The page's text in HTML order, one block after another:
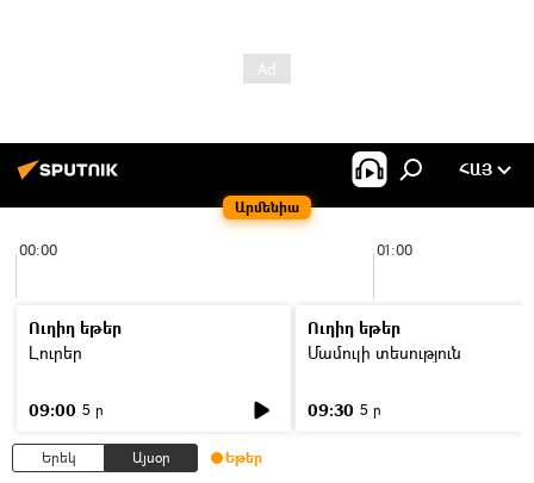
Արմենիա
ՀԱՅ
00:00 01:00
Ուղիղ եթեր
Լուրեր
09:00 5 ր
Ուղիղ եթեր
Մամուլի տեսություն
09:30 5 ր
Երեկ Այսօր Եթեր